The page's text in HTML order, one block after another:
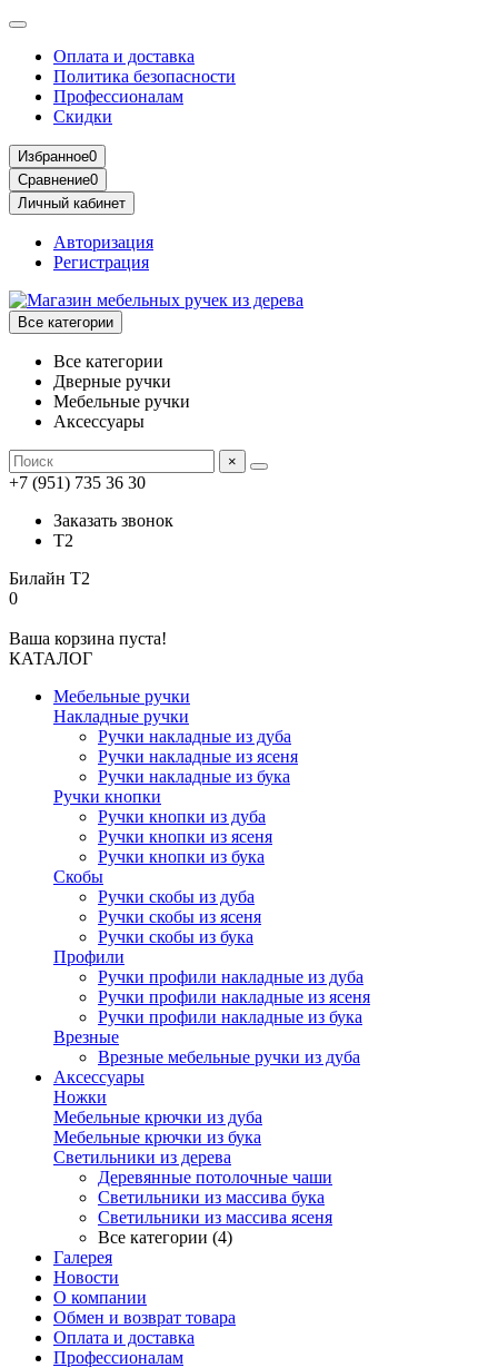
Оплата и доставка
Политика безопасности
Профессионалам
Скидки
Избранное0
Сравнение0
Личный кабинет
Авторизация
Регистрация
Все категории
Все категории
Дверные ручки
Мебельные ручки
Аксессуары
×
+7 (951) 735 36 30
Заказать звонок
Т2
Билайн Т2
0
Ваша корзина пуста!
КАТАЛОГ
Мебельные ручки
Накладные ручки
Ручки накладные из дуба
Ручки накладные из ясеня
Ручки накладные из бука
Ручки кнопки
Ручки кнопки из дуба
Ручки кнопки из ясеня
Ручки кнопки из бука
Скобы
Ручки скобы из дуба
Ручки скобы из ясеня
Ручки скобы из бука
Профили
Ручки профили накладные из дуба
Ручки профили накладные из ясеня
Ручки профили накладные из бука
Врезные
Врезные мебельные ручки из дуба
Аксессуары
Ножки
Мебельные крючки из дуба
Мебельные крючки из бука
Светильники из дерева
Деревянные потолочные чаши
Светильники из массива бука
Светильники из массива ясеня
Все категории (4)
Галерея
Новости
О компании
Обмен и возврат товара
Оплата и доставка
Профессионалам